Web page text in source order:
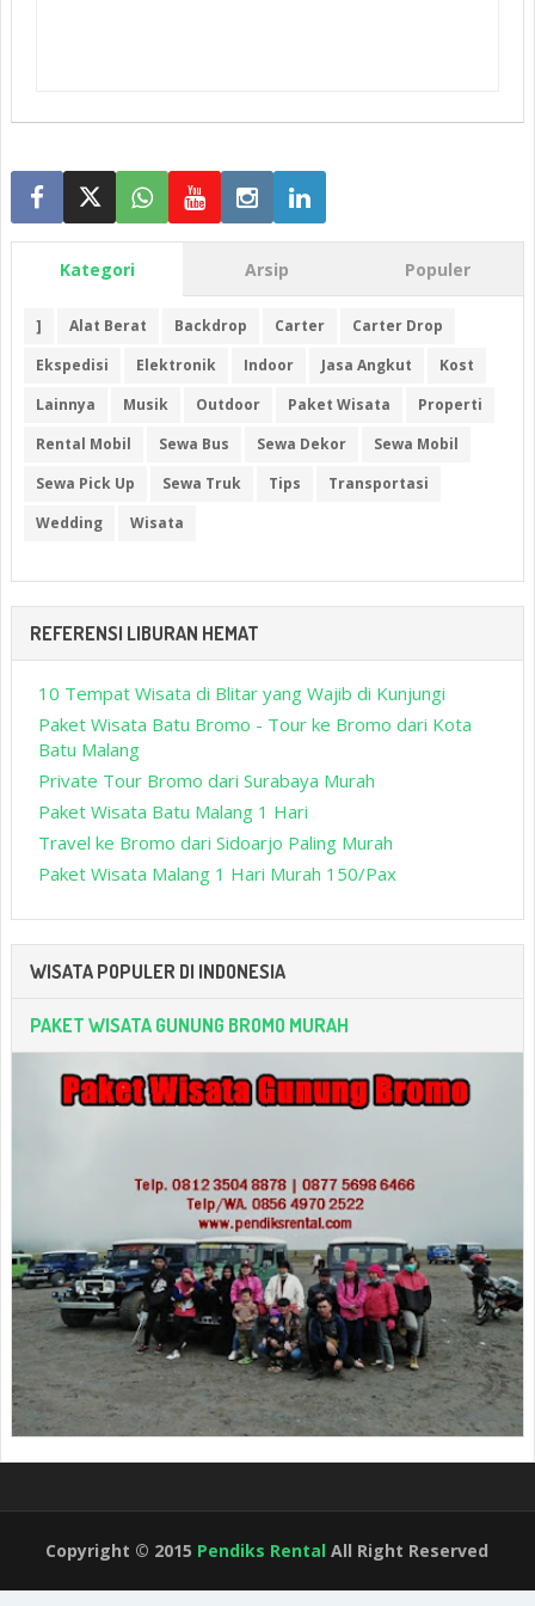
Kategori Arsip Populer
] Alat Berat Backdrop Carter
Carter Drop
Ekspedisi
Elektronik Indoor Jasa Angkut
Kost
Lainnya
Musik Outdoor Paket Wisata
Properti
Rental Mobil
Sewa Bus Sewa Dekor
Sewa Mobil
Sewa Pick Up
Sewa Truk Tips
Transportasi
Wedding
Wisata
REFERENSI LIBURAN HEMAT
10 Tempat Wisata di Blitar yang Wajib di Kunjungi
Paket Wisata Batu Bromo - Tour ke Bromo dari Kota
Batu Malang
Private Tour Bromo dari Surabaya Murah
Paket Wisata Batu Malang 1 Hari
Travel ke Bromo dari Sidoarjo Paling Murah
Paket Wisata Malang 1 Hari Murah 150/Pax
WISATA POPULER DI INDONESIA
PAKET WISATA GUNUNG BROMO MURAH
Copyright © 2015 Pendiks Rental All Right Reserved